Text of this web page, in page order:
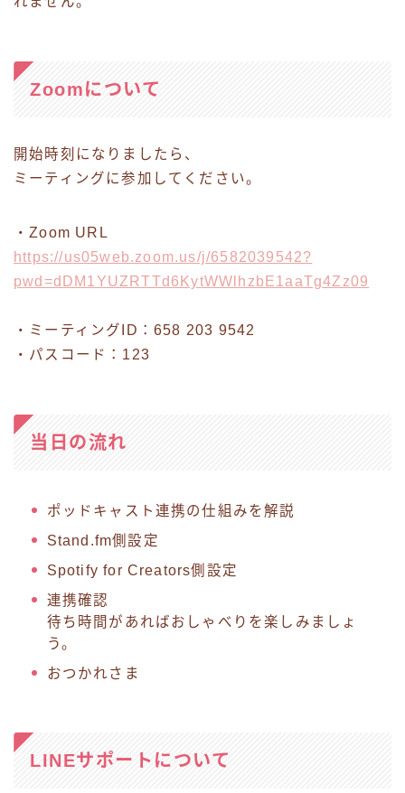
Zoomについて
開始時刻になりましたら、
ミーティングに参加してください。
・Zoom URL
https://us05web.zoom.us/j/6582039542?
pwd=dDM1YUZRTTd6KytWWlhzbE1aaTg4Zz09
・ミーティングID：658 203 9542
・パスコード：123
当日の流れ
ポッドキャスト連携の仕組みを解説
Stand.fm側設定
Spotify for Creators側設定
連携確認
待ち時間があればおしゃべりを楽しみましょ
う。
おつかれさま
LINEサポートについて